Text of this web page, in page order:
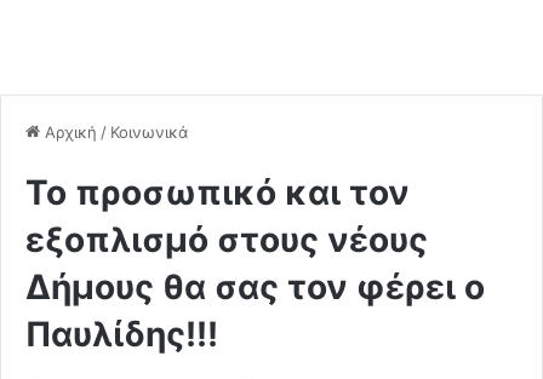
Αρχική / Κοινωνικά
Το προσωπικό και τον
εξοπλισμό στους νέους
Δήμους θα σας τον φέρει ο
Παυλίδης!!!